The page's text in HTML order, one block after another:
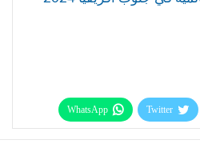
Twitter
WhatsApp